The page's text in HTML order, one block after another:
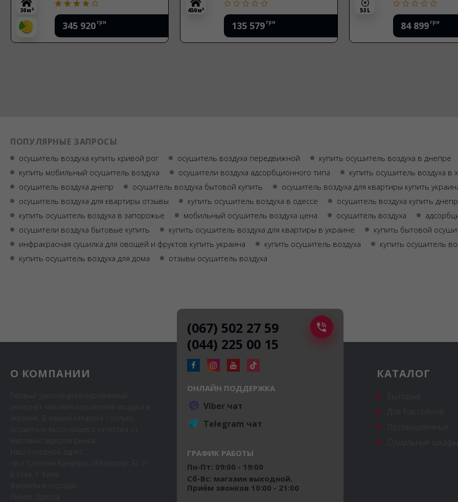
345 920 грн
30 м 2
135 579 грн
450 м3
84 899 грн
53 L
ПОПУЛЯРНЫЕ ЗАПРОСЫ
осушитель воздуха купить кривой рог осушитель воздуха передвижной
купить осушитель воздуха в днепре
купить мобильный осушитель воздуха
осушители воздуха адсорбционного типа
купить осушитель воздуха в
осушитель воздуха днепр
осушитель воздуха бытовой купить
осушитель воздуха для квартиры купить
осушитель воздуха для квартиры отзывы
купить осушитель воздуха в одессе
осушитель воздуха купить днепр
купить осушитель воздуха в запорожье
мобильный осушитель воздуха цена осушитель воздуха
осушители воздуха бытовые купить
купить осушитель воздуха для квартиры в украине
купить бытовой
инфракрасная сушилка для овощей и фруктов купить украина
купить осушитель воздуха
купить осушитель
купить осушитель воздуха для дома
отзывы осушитель воздуха
О КОМПАНИИ КАТАЛОГ
Для бассейнов
(067) 502 27 59
(044) 225 00 15
ОНЛАЙН ПОДДЕРЖКА
Viber чат
Telegram чат
ГРАФИК РАБОТЫ
Пн-Пт: 09:00 - 19:00
Сб-Вс: магазин выходной.
Приём звонков 10:00 - 21:00